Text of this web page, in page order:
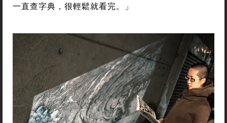
一直查字典，很輕鬆就看完。」